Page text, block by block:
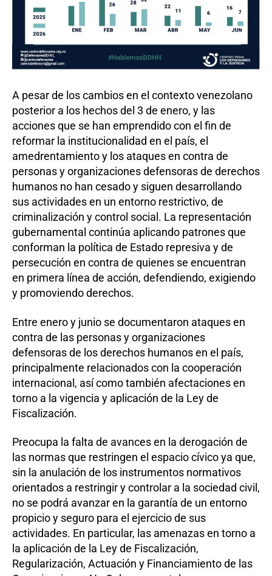
A pesar de los cambios en el contexto venezolano
posterior a los hechos del 3 de enero, y las
acciones que se han emprendido con el fin de
reformar la institucionalidad en el país, el
amedrentamiento y los ataques en contra de
personas y organizaciones defensoras de derechos
humanos no han cesado y siguen desarrollando
sus actividades en un entorno restrictivo, de
criminalización y control social. La representación
gubernamental continúa aplicando patrones que
conforman la política de Estado represiva y de
persecución en contra de quienes se encuentran
en primera línea de acción, defendiendo, exigiendo
y promoviendo derechos.
Entre enero y junio se documentaron ataques en
contra de las personas y organizaciones
defensoras de los derechos humanos en el país,
principalmente relacionados con la cooperación
internacional, así como también afectaciones en
torno a la vigencia y aplicación de la Ley de
Fiscalización.
Preocupa la falta de avances en la derogación de
las normas que restringen el espacio cívico ya que,
sin la anulación de los instrumentos normativos
orientados a restringir y controlar a la sociedad civil,
no se podrá avanzar en la garantía de un entorno
propicio y seguro para el ejercicio de sus
actividades. En particular, las amenazas en torno a
la aplicación de la Ley de Fiscalización,
Regularización, Actuación y Financiamiento de las